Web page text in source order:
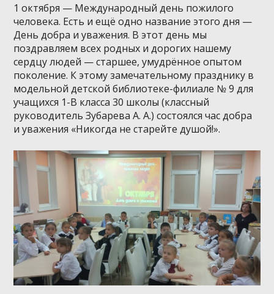
1 октября — Международный день пожилого
человека. Есть и ещё одно название этого дня —
День добра и уважения. В этот день мы
поздравляем всех родных и дорогих нашему
сердцу людей — старшее, умудрённое опытом
поколение. К этому замечательному празднику в
модельной детской библиотеке-филиале № 9 для
учащихся 1-В класса 30 школы (классный
руководитель Зубарева А. А.) состоялся час добра
и уважения «Никогда не старейте душой!».